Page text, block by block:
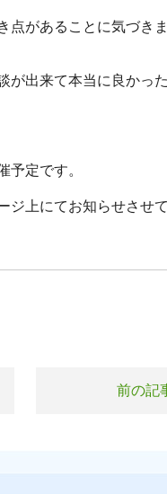
があることに気づきま
が出来て本当に良かっ
予定です。
上にてお知らせさせ
前の記